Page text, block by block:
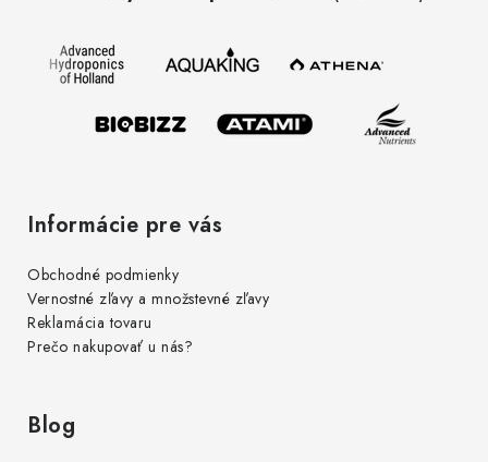
Informácie pre vás
Obchodné podmienky
Vernostné zľavy a množstevné zľavy
Reklamácia tovaru
Prečo nakupovať u nás?
Blog